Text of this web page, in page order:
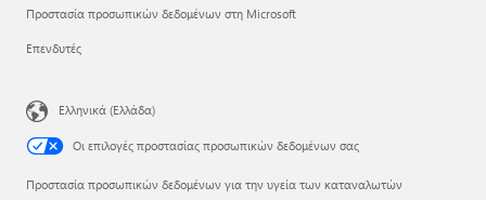
Προστασία προσωπικών δεδομένων στη Microsoft
Επενδυτές
Ελληνικά (Ελλάδα)
Οι επιλογές προστασίας προσωπικών δεδομένων σας
Προστασία προσωπικών δεδομένων για την υγεία των καταναλωτών